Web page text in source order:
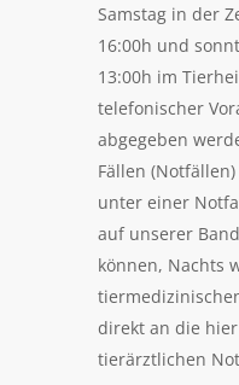
Samstag in der
16:00h und
13:00h im
telefonischer
abgegeben
Fällen
unter einer
auf unserer
können, Nachts
direkt an die
tierärztlichen